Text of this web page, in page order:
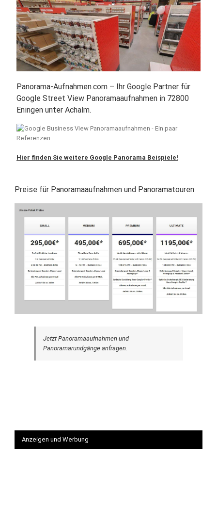
Panorama-Aufnahmen.com – Ihr Google Partner für
Google Street View Panoramaaufnahmen in 72800
Eningen unter Achalm.
Hier finden Sie weitere Google Panorama Beispiele!
Preise für Panoramaaufnahmen und Panoramatouren
Jetzt Panoramaaufnahmen und
Panoramarundgänge anfragen.
Anzeigen und Werbung